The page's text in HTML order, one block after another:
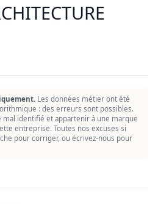
Les données métier ont été
: des erreurs sont possibles.
mal identifié et appartenir à une marque
entreprise. Toutes nos excuses si
pour corriger, ou écrivez-nous pour